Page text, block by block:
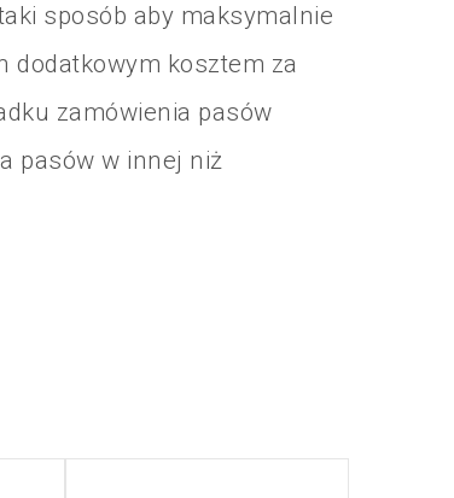
Zapytaj
o cenę
10
sposób aby maksymalnie
dodatkowym kosztem za
zamówienia pasów
pasów w innej niż